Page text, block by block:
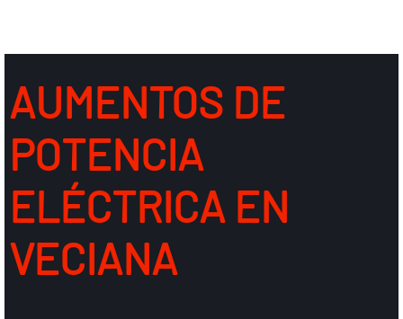
AUMENTOS DE
POTENCIA
ELÉCTRICA EN
VECIANA